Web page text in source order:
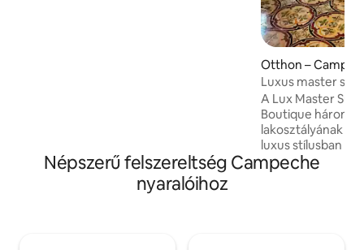
Otthon –
Luxus master
Boutique
A Lux Master
Boutique három
lakosztályának
luxus stílusban
tér, az esztétika
természetes
Népszerű felszereltség Campeche
nyaralóihoz